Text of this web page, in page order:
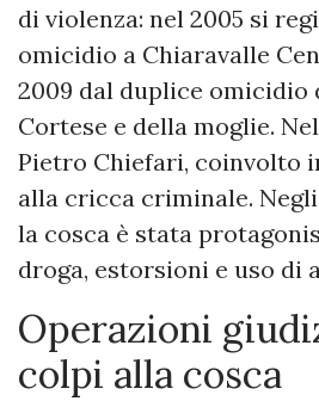
di violenza: nel 2005 si
omicidio a Chiaravalle
2009 dal duplice omicidio
Cortese e della moglie.
Pietro Chiefari, coinvolto
alla cricca criminale.
la cosca è stata
droga, estorsioni e uso di
Operazioni
colpi alla cosca